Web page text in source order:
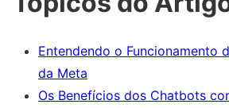
Entendendo o Funcionamento
da Meta
Os Benefícios dos Chatbots